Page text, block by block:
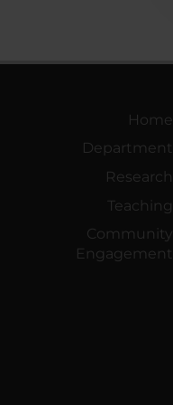
Home
Department
Research
Teaching
Community
Engagement